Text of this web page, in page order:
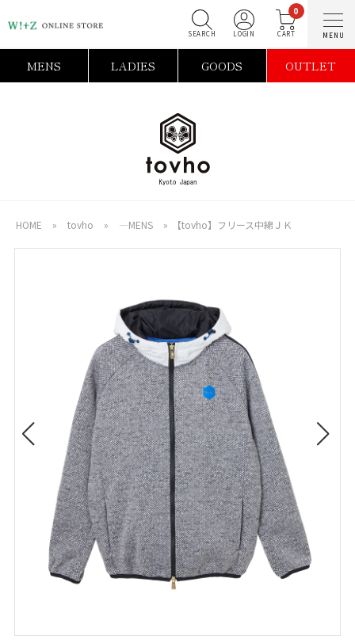
0
MENS LADIES GOODS OUTLET
HOME » tovho » ―MENS » 【tovho】フリース中綿ＪＫ